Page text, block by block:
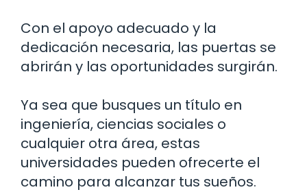
Con el apoyo adecuado y la
dedicación necesaria, las puertas se
abrirán y las oportunidades surgirán.
Ya sea que busques un título en
ingeniería, ciencias sociales o
cualquier otra área, estas
universidades pueden ofrecerte el
camino para alcanzar tus sueños.